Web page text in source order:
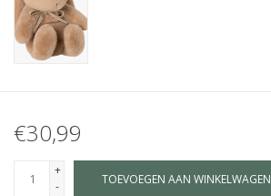
€30,99
+
-
TOEVOEGEN AAN WINKELWAGEN